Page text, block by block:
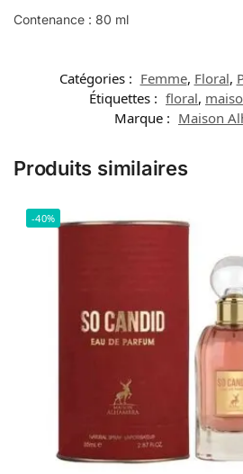
Contenance : 80 ml
Catégories : Femme, Floral,
Étiquettes : floral,
Marque : Maison
Produits similaires
-40%